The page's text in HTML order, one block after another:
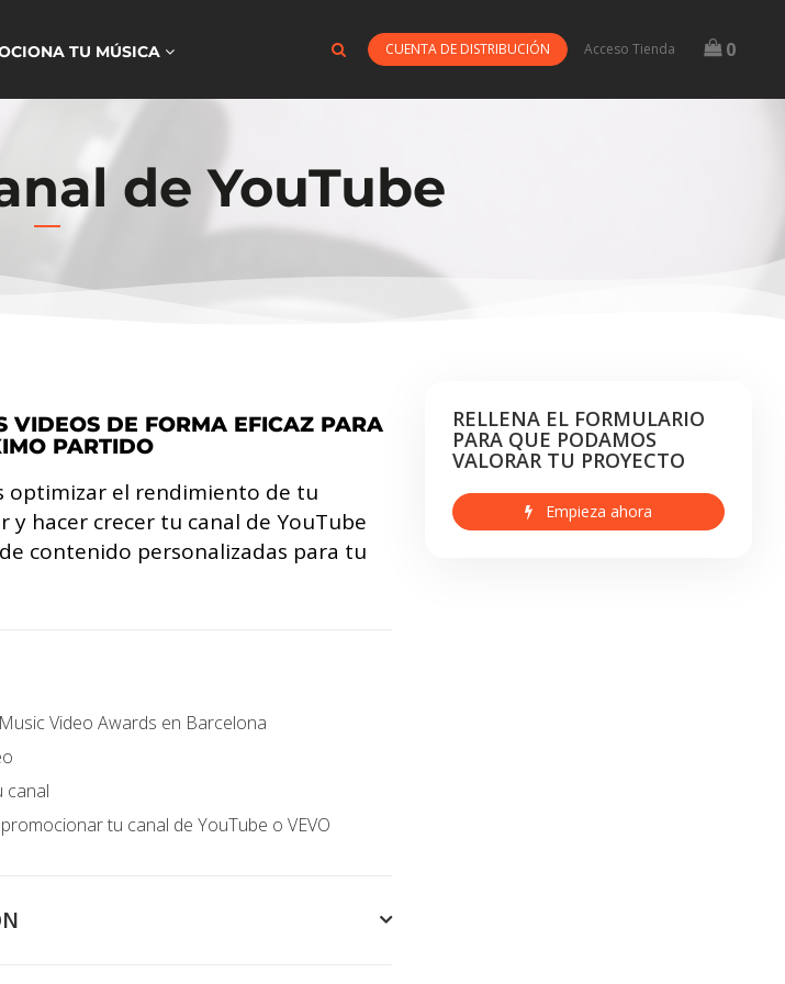
TU MÚSICA CUENTA DE DISTRIBUCIÓN Acceso Tienda 0
de YouTube
VIDEOS DE FORMA EFICAZ PARA
PARTIDO
optimizar el rendimiento de tu
hacer crecer tu canal de YouTube
contenido personalizadas para tu
Video Awards en Barcelona
canal
tu canal de YouTube o VEVO
RELLENA EL FORMULARIO
PARA QUE PODAMOS
VALORAR TU PROYECTO
Empieza ahora